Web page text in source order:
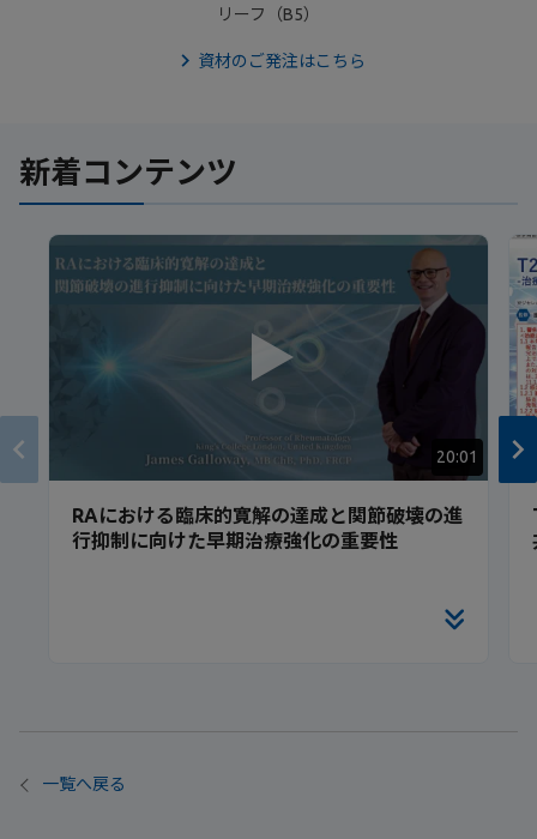
リーフ（B5）
資材のご発注はこちら
新着コンテンツ
20:01
RAにおける臨床的寛解の達成と関節破壊の進
行抑制に向けた早期治療強化の重要性
一覧へ戻る